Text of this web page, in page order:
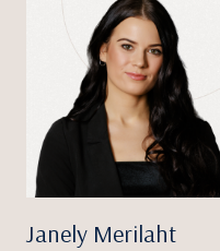
Janely Merilaht